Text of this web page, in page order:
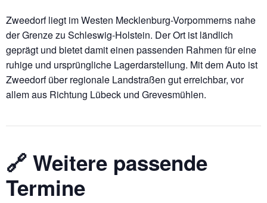
Zweedorf liegt im Westen Mecklenburg-Vorpommerns nahe
der Grenze zu Schleswig-Holstein. Der Ort ist ländlich
geprägt und bietet damit einen passenden Rahmen für eine
ruhige und ursprüngliche Lagerdarstellung. Mit dem Auto ist
Zweedorf über regionale Landstraßen gut erreichbar, vor
allem aus Richtung Lübeck und Grevesmühlen.
🔗 Weitere passende
Termine